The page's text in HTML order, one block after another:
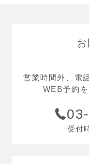
営業時間外、電
WEB予約
受付